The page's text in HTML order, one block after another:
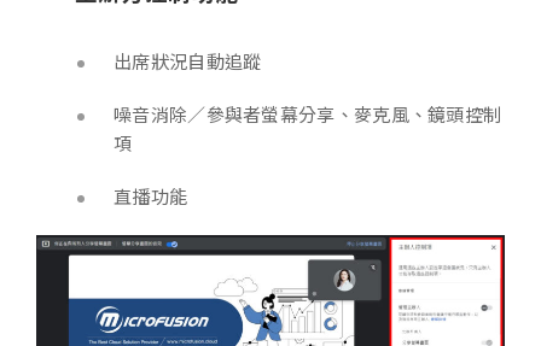
出席狀況自動追蹤
噪音消除／參與者螢幕分享、麥克風、鏡頭控制
項
直播功能